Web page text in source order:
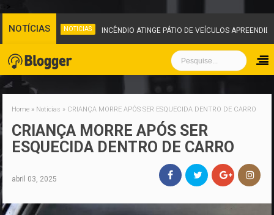
-->
NOTÍCIAS
NOTICIAS INCÊNDIO ATINGE PÁTIO DE VEÍCULOS APREENDIDOS EM
Home » Noticias » CRIANÇA MORRE APÓS SER ESQUECIDA DENTRO DE CARRO
CRIANÇA MORRE APÓS SER
ESQUECIDA DENTRO DE CARRO
abril 03, 2025